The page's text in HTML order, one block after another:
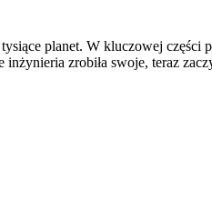
planet. W kluczowej części
zrobiła swoje, teraz